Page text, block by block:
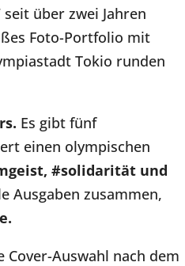
über zwei Jahren
Foto-Portfolio mit
Tokio runden
Es gibt fünf
einen olympischen
#solidarität und
Ausgaben zusammen,
Auswahl nach dem